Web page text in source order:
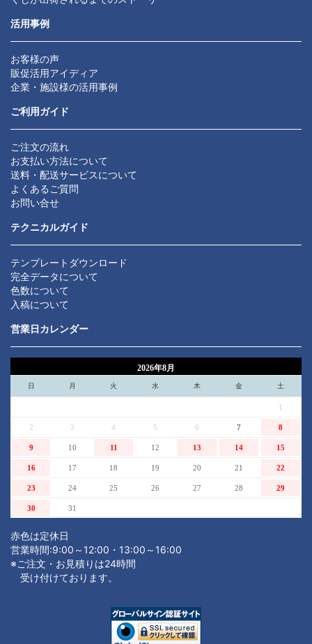
活用事例
お客様の声
販促活用アイディア
企業・施設様の活用事例
ご利用ガイド
ご注文の流れ
お支払い方法について
送料・配送サービスについて
よくあるご質問
お問い合せ
テクニカルガイド
テンプレートダウンロード
完全データについて
色数について
入稿について
営業日カレンダー
2026年8月
日 月 火 水 木 金 土
1
2 3 4 5 6 7 8
9 10 11 12 13 14 15
16 17 18 19 20 21 22
23 24 25 26 27 28 29
30 31
赤色は定休日
営業時間:9:00～12:00・13:00～16:00
※ご注文・お見積りは24時間
受け付けております。